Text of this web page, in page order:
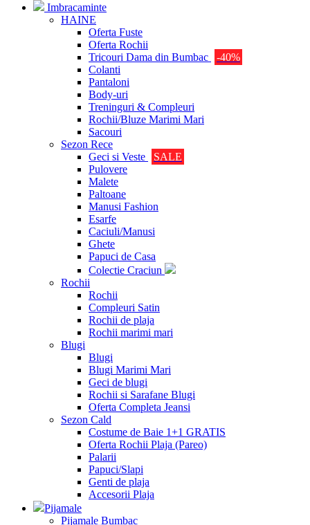
Imbracaminte
HAINE
Oferta Fuste
Oferta Rochii
Tricouri Dama din Bumbac
-40%
Colanti
Pantaloni
Body-uri
Treninguri & Compleuri
Rochii/Bluze Marimi Mari
Sacouri
Sezon Rece
Geci si Veste
SALE
Pulovere
Malete
Paltoane
Manusi Fashion
Esarfe
Caciuli/Manusi
Ghete
Papuci de Casa
Colectie Craciun
Rochii
Rochii
Compleuri Satin
Rochii de plaja
Rochii marimi mari
Blugi
Blugi
Blugi Marimi Mari
Geci de blugi
Rochii si Sarafane Blugi
Oferta Completa Jeansi
Sezon Cald
Costume de Baie 1+1 GRATIS
Oferta Rochii Plaja (Pareo)
Palarii
Papuci/Slapi
Genti de plaja
Accesorii Plaja
Pijamale
Pijamale Bumbac